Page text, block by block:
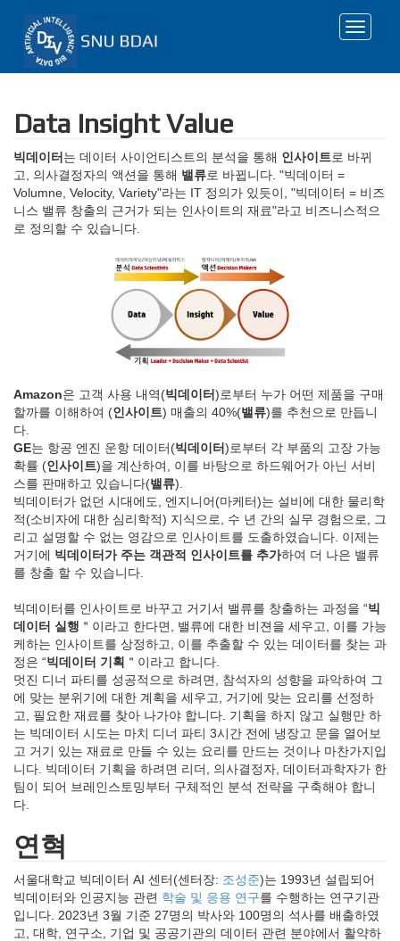
Toggle
Data Insight Value
빅데이터 는 데이터 사이언티스트의 분석을 통해 인사이트로 바뀌
고, 의사결정자의 액션을 통해 밸류로 바뀝니다. "빅데이터 =
Volumne, Velocity, Variety"라는 IT 정의가 있듯이, "빅데이터 = 비즈
니스 밸류 창출의 근거가 되는 인사이트의 재료"라고 비즈니스적으
로 정의할 수 있습니다.
Amazon은 고객 사용 내역(빅데이터)로부터 누가 어떤 제품을 구매
할까를 이해하여 (인사이트) 매출의 40%(밸류)를 추천으로 만듭니
다.
GE는 항공 엔진 운항 데이터(빅데이터)로부터 각 부품의 고장 가능
확률 (인사이트)을 계산하여, 이를 바탕으로 하드웨어가 아닌 서비
스를 판매하고 있습니다(밸류).
빅데이터가 없던 시대에도, 엔지니어(마케터)는 설비에 대한 물리학
적(소비자에 대한 심리학적) 지식으로, 수 년 간의 실무 경험으로, 그
리고 설명할 수 없는 영감으로 인사이트를 도출하였습니다. 이제는
거기에 빅데이터가 주는 객관적 인사이트를 추가하여 더 나은 밸류
를 창출 할 수 있습니다.
빅데이터를 인사이트로 바꾸고 거기서 밸류를 창출하는 과정을 “빅
데이터 실행 ＂이라고 한다면, 밸류에 대한 비젼을 세우고, 이를 가능
케하는 인사이트를 상정하고, 이를 추출할 수 있는 데이터를 찾는 과
정은 “빅데이터 기획 ＂이라고 합니다.
멋진 디너 파티를 성공적으로 하려면, 참석자의 성향을 파악하여 그
에 맞는 분위기에 대한 계획을 세우고, 거기에 맞는 요리를 선정하
고, 필요한 재료를 찾아 나가야 합니다. 기획을 하지 않고 실행만 하
는 빅데이터 시도는 마치 디너 파티 3시간 전에 냉장고 문을 열어보
고 거기 있는 재료로 만들 수 있는 요리를 만드는 것이나 마찬가지입
니다. 빅데이터 기획을 하려면 리더, 의사결정자, 데이터과학자가 한
팀이 되어 브레인스토밍부터 구체적인 분석 전략을 구축해야 합니
다.
연혁
서울대학교 빅데이터 AI 센터(센터장: 조성준)는 1993년 설립되어
빅데이터와 인공지능 관련 학술 및 응용 연구를 수행하는 연구기관
입니다. 2023년 3월 기준 27명의 박사와 100명의 석사를 배출하였
고, 대학, 연구소, 기업 및 공공기관의 데이터 관련 분야에서 활약하